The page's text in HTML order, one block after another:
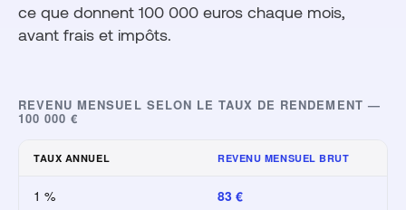
ce que donnent 100 000 euros chaque mois,
avant frais et impôts.
REVENU MENSUEL SELON LE TAUX DE RENDEMENT —
100 000 €
TAUX ANNUEL REVENU MENSUEL BRUT
1 % 83 €